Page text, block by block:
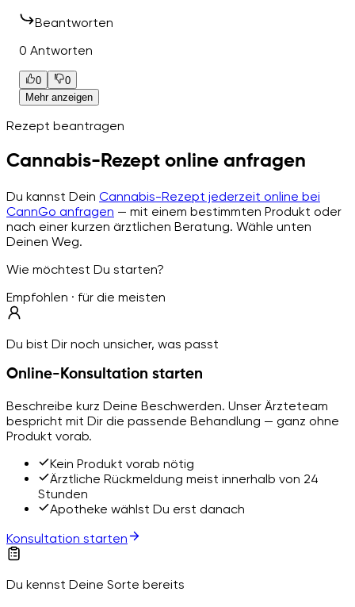
Beantworten
0 Antworten
0
0
Mehr anzeigen
Rezept beantragen
Cannabis-Rezept online anfragen
Du kannst Dein Cannabis-Rezept jederzeit online bei
CannGo anfragen — mit einem bestimmten Produkt oder
nach einer kurzen ärztlichen Beratung. Wähle unten
Deinen Weg.
Wie möchtest Du starten?
Empfohlen · für die meisten
Du bist Dir noch unsicher, was passt
Online-Konsultation starten
Beschreibe kurz Deine Beschwerden. Unser Ärzteteam
bespricht mit Dir die passende Behandlung — ganz ohne
Produkt vorab.
Kein Produkt vorab nötig
Ärztliche Rückmeldung meist innerhalb von 24
Stunden
Apotheke wählst Du erst danach
Konsultation starten
Du kennst Deine Sorte bereits